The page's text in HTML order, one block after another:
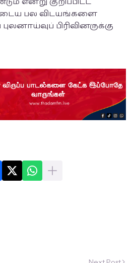
பல விடயங்களை
பிரிவினருக்கு